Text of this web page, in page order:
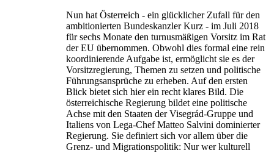
Nun hat Österreich - ein glücklicher Zufall für den
ambitionierten Bundeskanzler Kurz - im Juli 2018
für sechs Monate den turnusmäßigen Vorsitz im Rat
der EU übernommen. Obwohl dies formal eine rein
koordinierende Aufgabe ist, ermöglicht sie es der
Vorsitzregierung, Themen zu setzen und politische
Führungsansprüche zu erheben. Auf den ersten
Blick bietet sich hier ein recht klares Bild. Die
österreichische Regierung bildet eine politische
Achse mit den Staaten der Visegrád-Gruppe und
Italiens von Lega-Chef Matteo Salvini dominierter
Regierung. Sie definiert sich vor allem über die
Grenz- und Migrationspolitik: Nur wer kulturell